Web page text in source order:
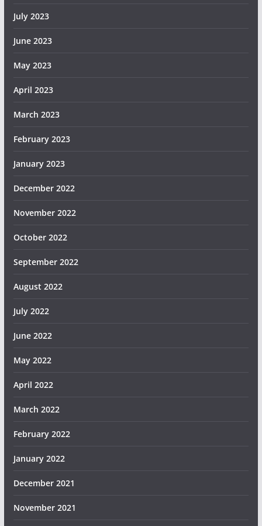
July 2023
June 2023
May 2023
April 2023
March 2023
February 2023
January 2023
December 2022
November 2022
October 2022
September 2022
August 2022
July 2022
June 2022
May 2022
April 2022
March 2022
February 2022
January 2022
December 2021
November 2021